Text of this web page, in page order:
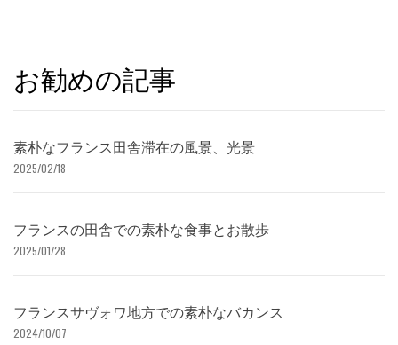
お勧めの記事
素朴なフランス田舎滞在の風景、光景
2025/02/18
フランスの田舎での素朴な食事とお散歩
2025/01/28
フランスサヴォワ地方での素朴なバカンス
2024/10/07